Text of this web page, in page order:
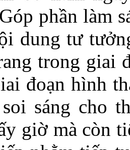
phần làm
dung tư
trong giai
đoạn hình
sáng cho
giờ mà còn